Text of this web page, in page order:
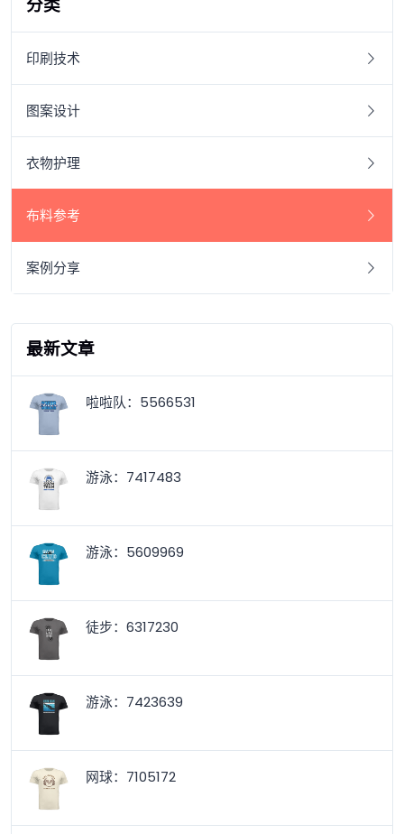
分类
印刷技术
图案设计
衣物护理
布料参考
案例分享
最新文章
啦啦队：5566531
游泳：7417483
游泳：5609969
徒步：6317230
游泳：7423639
网球：7105172